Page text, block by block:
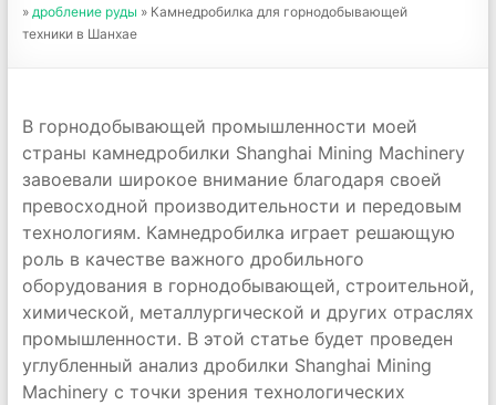
» дробление руды » Камнедробилка для горнодобывающей
техники в Шанхае
В горнодобывающей промышленности моей
страны камнедробилки Shanghai Mining Machinery
завоевали широкое внимание благодаря своей
превосходной производительности и передовым
технологиям. Камнедробилка играет решающую
роль в качестве важного дробильного
оборудования в горнодобывающей, строительной,
химической, металлургической и других отраслях
промышленности. В этой статье будет проведен
углубленный анализ дробилки Shanghai Mining
Machinery с точки зрения технологических